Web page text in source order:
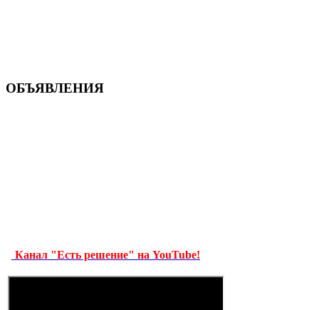
ОБЪЯВЛЕНИЯ
Канал "Есть решение" на YouTube!